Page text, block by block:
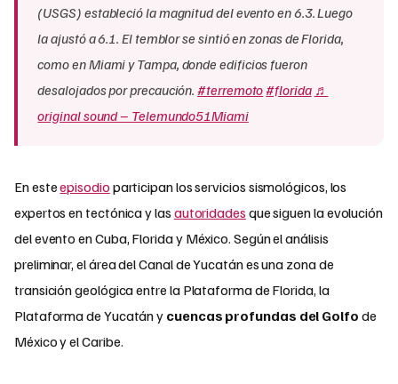
(USGS) estableció la magnitud del evento en 6.3. Luego
la ajustó a 6.1. El temblor se sintió en zonas de Florida,
como en Miami y Tampa, donde edificios fueron
desalojados por precaución.#terremoto#florida ♬
original sound – Telemundo51Miami
En esteepisodio participan los servicios sismológicos, los
expertos en tectónica y las autoridades que siguen la evolución
del evento en Cuba, Florida y México. Según el análisis
preliminar, el área del Canal de Yucatán es una zona de
transición geológica entre la Plataforma de Florida, la
Plataforma de Yucatán y cuencas profundas del Golfo de
México y el Caribe.